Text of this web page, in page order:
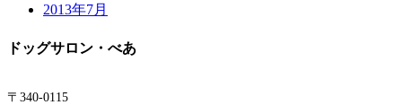
2013年7月
ドッグサロン・べあ
〒340-0115